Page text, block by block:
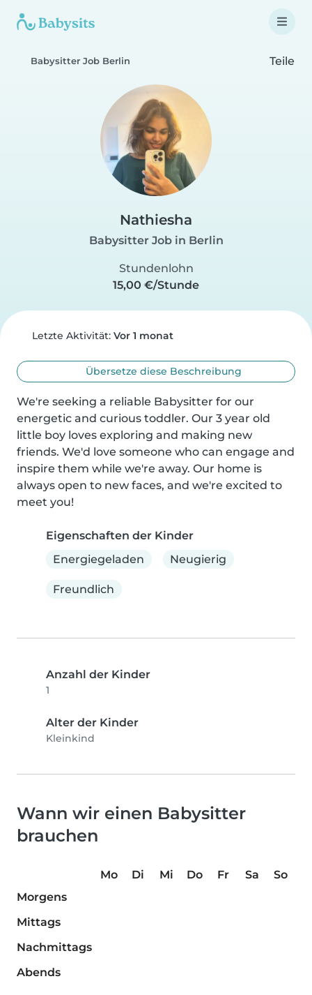
Babysitter Job Berlin Teile
Nathiesha
Babysitter Job in Berlin
Stundenlohn
15,00 €/Stunde
Letzte Aktivität: Vor 1 monat
Übersetze diese Beschreibung
We're seeking a reliable Babysitter for our
energetic and curious toddler. Our 3 year old
little boy loves exploring and making new
friends. We'd love someone who can engage and
inspire them while we're away. Our home is
always open to new faces, and we're excited to
meet you!
Eigenschaften der Kinder
Energiegeladen
Neugierig
Freundlich
Anzahl der Kinder
1
Alter der Kinder
Kleinkind
Wann wir einen Babysitter
brauchen
Mo Di Mi Do Fr Sa
So
Morgens
Mittags
Nachmittags
Abends